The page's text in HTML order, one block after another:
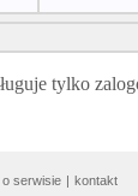
tylko
o serwisie | kontakt